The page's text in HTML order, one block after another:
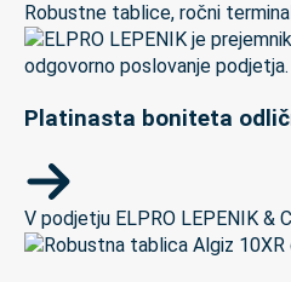
Robustne tablice, ročni
Platinasta boniteta
V podjetju ELPRO LEPENIK &